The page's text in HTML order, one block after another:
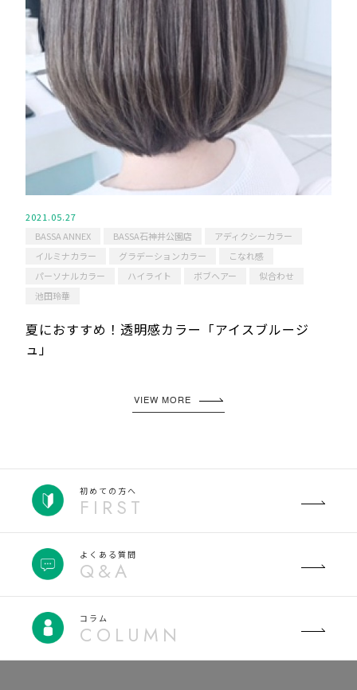
2021.05.27
BASSA ANNEX
BASSA石神井公園店
アディクシーカラー
イルミナカラー
グラデーションカラー
こなれ感
パーソナルカラー
ハイライト ボブヘアー
似合わせ
池田玲華
夏におすすめ！透明感カラー「アイスブルージ
ュ」
VIEW MORE
初めての方へ
FIRST
よくある質問
Q&A
コラム
COLUMN